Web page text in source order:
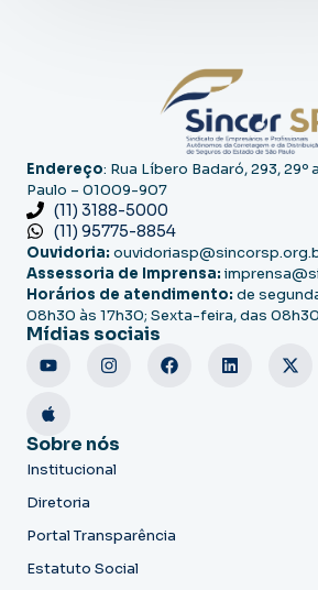
Endereço: Rua Líbero Badaró, 293, 29º
Paulo – 01009-907
(11) 3188-5000
(11) 95775-8854
Ouvidoria:
Assessoria de Imprensa:
Horários de atendimento: de
08h30 às 17h30; Sexta-feira, das
Mídias sociais
Sobre nós
Institucional
Diretoria
Portal Transparência
Estatuto Social